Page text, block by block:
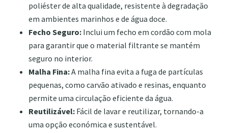
poliéster de alta qualidade, resistente à degradação
em ambientes marinhos e de água doce.
Fecho Seguro: Inclui um fecho em cordão com mola
para garantir que o material filtrante se mantém
seguro no interior.
Malha Fina:A malha fina evita a fuga de partículas
pequenas, como carvão ativado e resinas, enquanto
permite uma circulação eficiente da água.
Reutilizável: Fácil de lavar e reutilizar, tornando-a
uma opção económica e sustentável.